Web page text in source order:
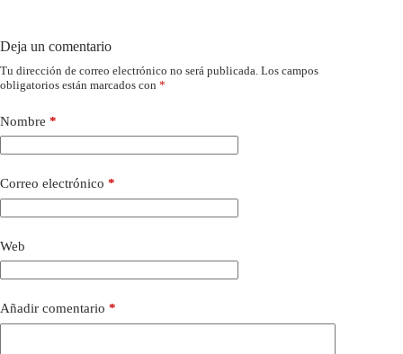
Deja un comentario
Tu dirección de correo electrónico no será publicada. Los campos
obligatorios están marcados con *
Nombre *
Correo electrónico *
Web
Añadir comentario *